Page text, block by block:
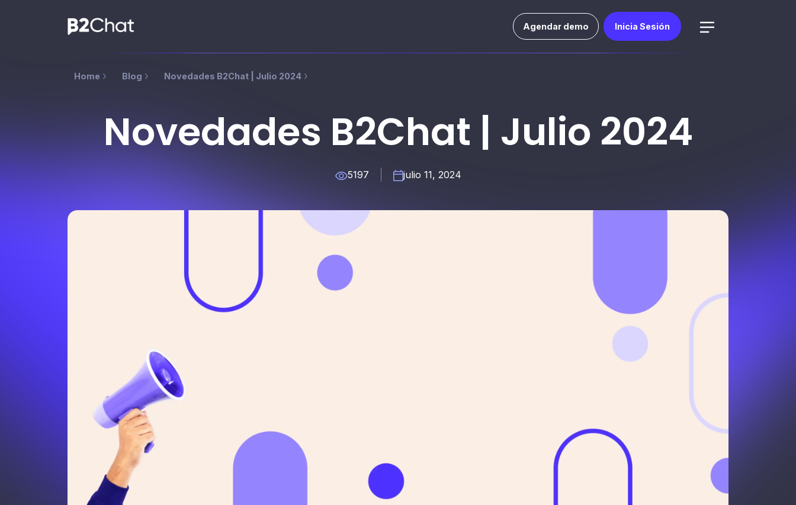
Agendar demo Inicia Sesión
Home Blog Novedades B2Chat | Julio 2024
Novedades B2Chat | Julio 2024
5197 julio 11, 2024